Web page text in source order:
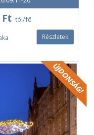
Tbiliszibe,
bemutató "Grúzia
épületegyüttest 1985-
befejezetlen.
21
az izgalmas fővárossal,
az óvárosban, kabinos
erődhöz, a város
a 2010-ben épült
Ft -tól/fő
Részletek